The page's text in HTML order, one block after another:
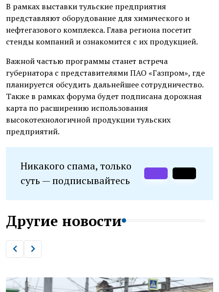
В рамках выставки тульские предприятия
представляют оборудование для химического и
нефтегазового комплекса. Глава региона посетит
стенды компаний и ознакомится с их продукцией.
Важной частью программы станет встреча
губернатора с представителями ПАО «Газпром», где
планируется обсудить дальнейшее сотрудничество.
Также в рамках форума будет подписана дорожная
карта по расширению использования
высокотехнологичной продукции тульских
предприятий.
Никакого спама, только
суть — подписывайтесь
Другие новости